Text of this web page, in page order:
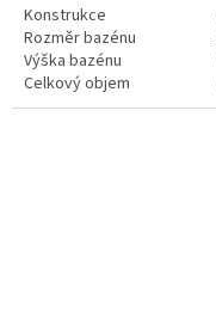
Konstrukce
Rozměr bazénu
Výška bazénu
Celkový objem